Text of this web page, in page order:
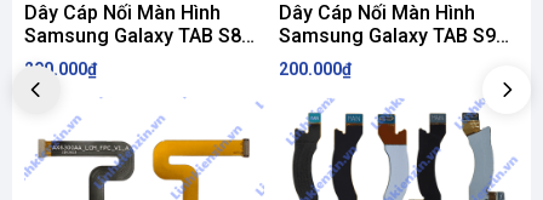
Dây Cáp Nối Màn Hình
Samsung Galaxy TAB S8
Plus / S8+ / X800 / X806
ZIN
200.000₫
Dây Cáp Nối Màn Hình
Samsung Galaxy TAB S9
X710 / X716 ZIN
200.000₫